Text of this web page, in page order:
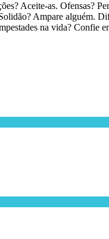
Aceite-as. Ofensas?
Ampare alguém.
na vida? Confie